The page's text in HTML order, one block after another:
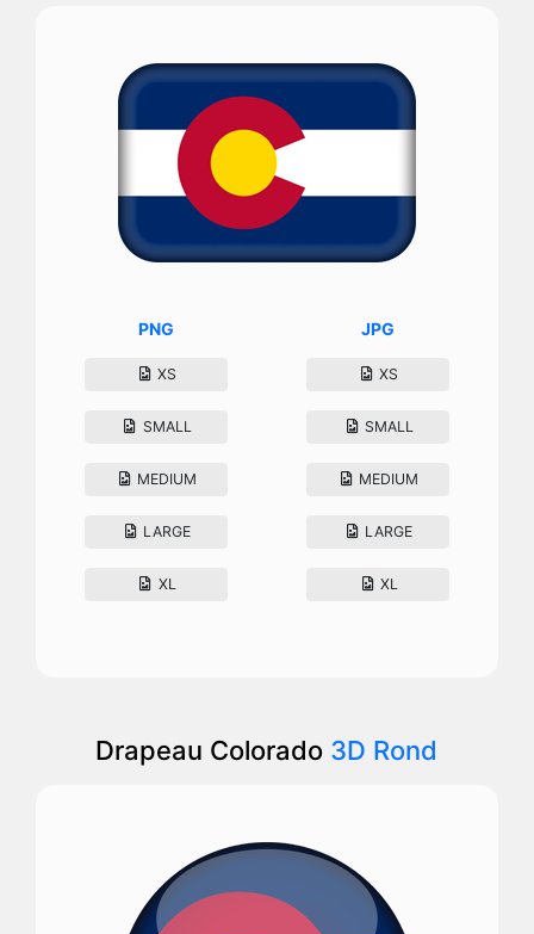
PNG
XS
SMALL
MEDIUM
LARGE
XL
JPG
XS
SMALL
MEDIUM
LARGE
XL
Drapeau Colorado 3D Rond